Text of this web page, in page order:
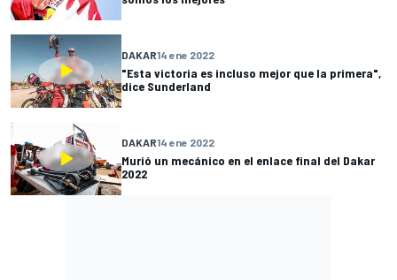
DAKAR14 ene 2022
"Esta victoria es incluso mejor que la primera",
dice Sunderland
DAKAR14 ene 2022
Murió un mecánico en el enlace final del Dakar
2022